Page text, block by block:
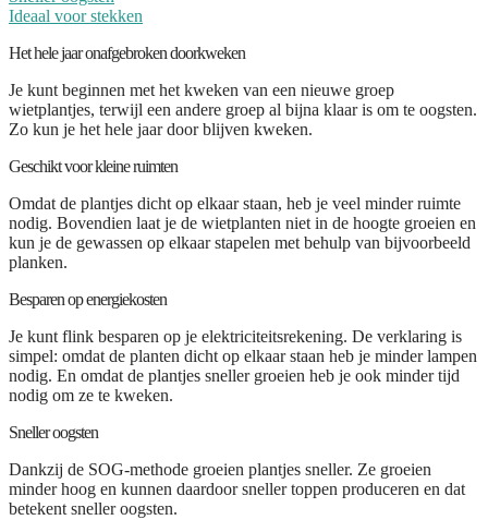
Ideaal voor stekken
Het hele jaar onafgebroken doorkweken
Je kunt beginnen met het kweken van een nieuwe groep
wietplantjes, terwijl een andere groep al bijna klaar is om te oogsten.
Zo kun je het hele jaar door blijven kweken.
Geschikt voor kleine ruimten
Omdat de plantjes dicht op elkaar staan, heb je veel minder ruimte
nodig. Bovendien laat je de wietplanten niet in de hoogte groeien en
kun je de gewassen op elkaar stapelen met behulp van bijvoorbeeld
planken.
Besparen op energiekosten
Je kunt flink besparen op je elektriciteitsrekening. De verklaring is
simpel: omdat de planten dicht op elkaar staan heb je minder lampen
nodig. En omdat de plantjes sneller groeien heb je ook minder tijd
nodig om ze te kweken.
Sneller oogsten
Dankzij de SOG-methode groeien plantjes sneller. Ze groeien
minder hoog en kunnen daardoor sneller toppen produceren en dat
betekent sneller oogsten.